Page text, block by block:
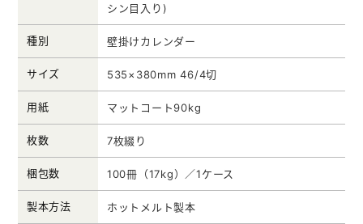
シン目入り)
種別 壁掛けカレンダー
サイズ 535×380mm 46/4切
用紙 マットコート90kg
枚数 7枚綴り
梱包数 100冊（17kg）／1ケース
製本方法 ホットメルト製本